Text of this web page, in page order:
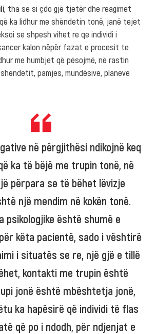
tha se si çdo gjë tjetër dhe reagimet
ka lidhur me shëndetin tonë, janë tejet
se shpesh vihet re qe individi i
kalon nëpër fazat e procesit te
me humbjet që pësojmë, në rastin
pamjes, mundësive, planeve
në përgjithësi ndikojnë keq
ka të bëjë me trupin tonë, në
përpara se të bëhet lëvizje
një mendim në kokën tonë.
psikologjike është shumë e
këta pacientë, sado i vështirë
i situatës se re, një gjë e tillë
kontakti me trupin është
jonë është mbështetja jonë,
ka hapësirë që individi të flas
që po i ndodh, për ndjenjat e